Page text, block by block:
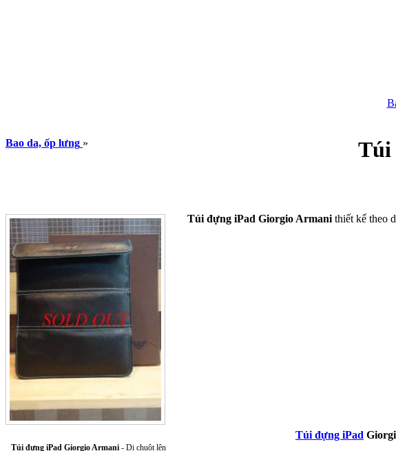
Ốp lưng
Bao da
Bao da, ốp lưng » Túi
Túi đựng iPad Giorgio Armani- Di chuột lên
Túi đựng iPad Giorgio Armani thiết kế theo
Túi đựng iPad